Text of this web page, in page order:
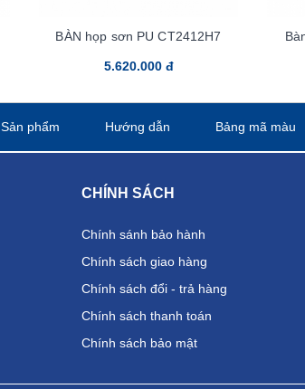
BÀN họp sơn PU CT2412H7
5.620.000 đ
Sản phẩm Hướng dẫn Bảng mã màu
CHÍNH SÁCH
Chính sánh bảo hành
Chính sách giao hàng
Chính sách đổi - trả hàng
Chính sách thanh toán
Chính sách bảo mật